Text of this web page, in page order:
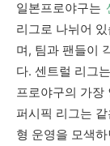
일본프로야구는
리그로 나뉘어
며, 팀과 팬들이
다. 센트럴 리그
프로야구의 가장
퍼시픽 리그는
형 운영을 모색